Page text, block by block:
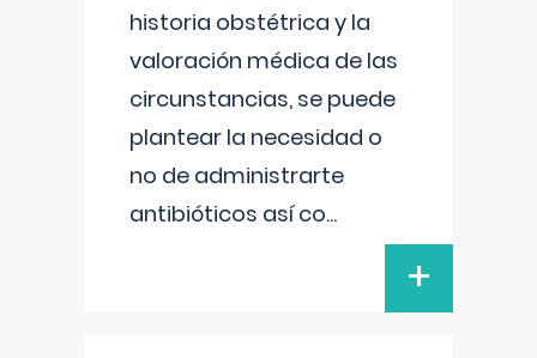
historia obstétrica y la
valoración médica de las
circunstancias, se puede
plantear la necesidad o
no de administrarte
antibióticos así co...
+